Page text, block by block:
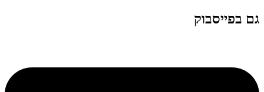
גם בפייסבוק